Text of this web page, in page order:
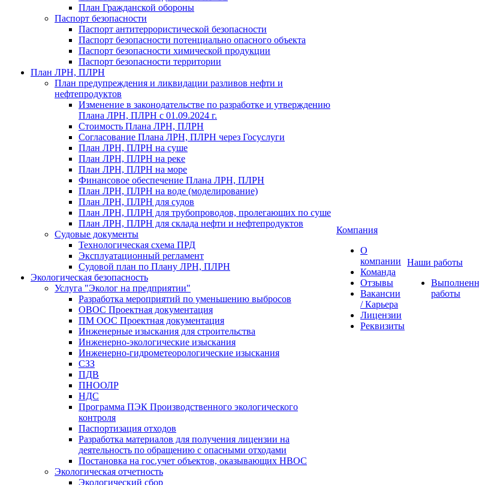
План Гражданской обороны
Паспорт безопасности
Паспорт антитеррористической безопасности
Паспорт безопасности потенциально опасного объекта
Паспорт безопасности химической продукции
Паспорт безопасности территории
План ЛРН, ПЛРН
План предупреждения и ликвидации разливов нефти и
нефтепродуктов
Изменение в законодательстве по разработке и утверждению
Плана ЛРН, ПЛРН с 01.09.2024 г.
Стоимость Плана ЛРН, ПЛРН
Согласование Плана ЛРН, ПЛРН через Госуслуги
План ЛРН, ПЛРН на суше
План ЛРН, ПЛРН на реке
План ЛРН, ПЛРН на море
Финансовое обеспечение Плана ЛРН, ПЛРН
План ЛРН, ПЛРН на воде (моделирование)
План ЛРН, ПЛРН для судов
План ЛРН, ПЛРН для трубопроводов, пролегающих по суше
План ЛРН, ПЛРН для склада нефти и нефтепродуктов
Судовые документы
Технологическая схема ПРД
Эксплуатационный регламент
Судовой план по Плану ЛРН, ПЛРН
Экологическая безопасность
Услуга "Эколог на предприятии"
Разработка мероприятий по уменьшению выбросов
ОВОС Проектная документация
ПМ ООС Проектная документация
Инженерные изыскания для строительства
Инженерно-экологические изыскания
Инженерно-гидрометеорологические изыскания
СЗЗ
ПДВ
ПНООЛР
НДС
Программа ПЭК Производственного экологического
контроля
Паспортизация отходов
Разработка материалов для получения лицензии на
деятельность по обращению с опасными отходами
Постановка на гос.учет объектов, оказывающих НВОС
Экологическая отчетность
Экологический сбор
Компания
О
компании
Команда
Отзывы
Вакансии
/ Карьера
Лицензии
Реквизиты
Наши работы
работы